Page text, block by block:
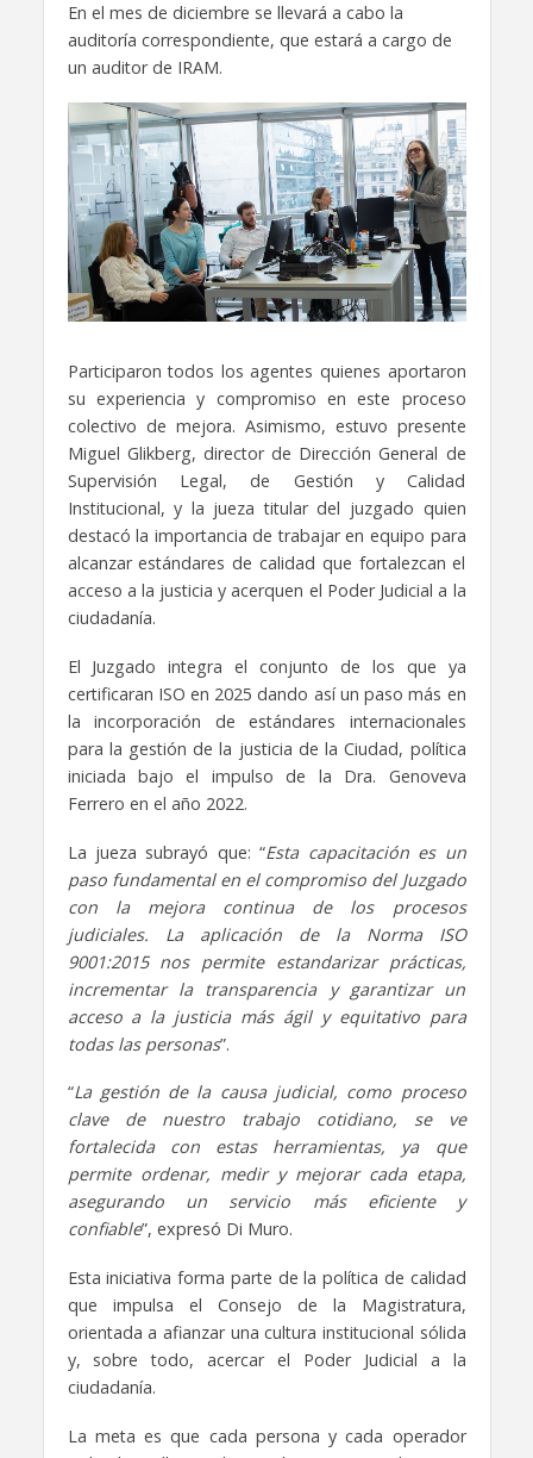
En el mes de diciembre se llevará a cabo la
auditoría correspondiente, que estará a cargo de
un auditor de IRAM.
Participaron todos los agentes quienes aportaron
su experiencia y compromiso en este proceso
colectivo de mejora. Asimismo, estuvo presente
Miguel Glikberg, director de Dirección General de
Supervisión Legal, de Gestión y Calidad
Institucional, y la jueza titular del juzgado quien
destacó la importancia de trabajar en equipo para
alcanzar estándares de calidad que fortalezcan el
acceso a la justicia y acerquen el Poder Judicial a la
ciudadanía.
El Juzgado integra el conjunto de los que ya
certificaran ISO en 2025 dando así un paso más en
la incorporación de estándares internacionales
para la gestión de la justicia de la Ciudad, política
iniciada bajo el impulso de la Dra. Genoveva
Ferrero en el año 2022.
La jueza subrayó que: “Esta capacitación es un
paso fundamental en el compromiso del Juzgado
con la mejora continua de los procesos
judiciales. La aplicación de la Norma ISO
9001:2015 nos permite estandarizar prácticas,
incrementar la transparencia y garantizar un
acceso a la justicia más ágil y equitativo para
todas las personas”.
“La gestión de la causa judicial, como proceso
clave de nuestro trabajo cotidiano, se ve
fortalecida con estas herramientas, ya que
permite ordenar, medir y mejorar cada etapa,
asegurando un servicio más eficiente y
confiable”, expresó Di Muro.
Esta iniciativa forma parte de la política de calidad
que impulsa el Consejo de la Magistratura,
orientada a afianzar una cultura institucional sólida
y, sobre todo, acercar el Poder Judicial a la
ciudadanía.
La meta es que cada persona y cada operador